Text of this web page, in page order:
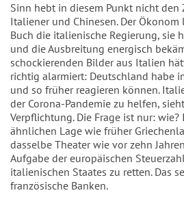
Sinn hebt in diesem Punkt nicht den
Italiener und Chinesen. Der
Buch die italienische Regierung, sie
und die Ausbreitung energisch
schockierenden Bilder aus Italien
richtig alarmiert: Deutschland habe
und so früher reagieren können.
der Corona-Pandemie zu helfen,
Verpflichtung. Die Frage ist nur:
ähnlichen Lage wie früher
dasselbe Theater wie vor zehn
Aufgabe der europäischen
italienischen Staates zu retten. Das
französische Banken.